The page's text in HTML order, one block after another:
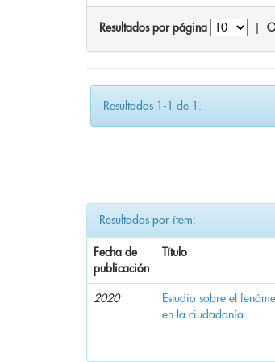
Resultados por página
Resultados 1-1 de 1.
Resultados por ítem:
Fecha de
publicación
Título
2020
Estudio sobre el
en la ciudadanía